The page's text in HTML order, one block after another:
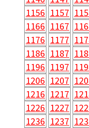
1156 1157
1166 1167
1176 1177
1186 1187
1196 1197
1206 1207
1216 1217
1226 1227
1236 1237